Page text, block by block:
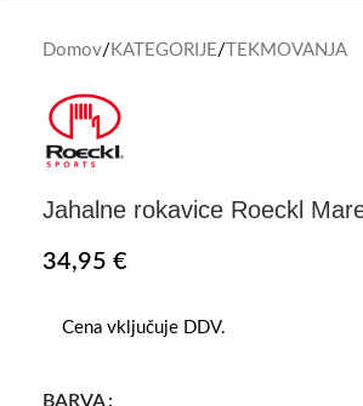
Domov/ KATEGORIJE/ TEKMOVANJA
Jahalne rokavice Roeckl
34,95 €
Cena vključuje DDV.
BARVA